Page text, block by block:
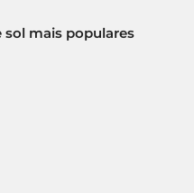
sol mais populares